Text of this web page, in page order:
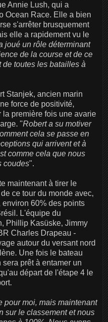
Annie Lush, qui a
Ocean Race. Elle a bien
s'arrêter brusquement
elle a rapidement vu le
joué un rôle déterminant
de la course et de ce
toutes les batailles à
Stanjek, ancien marin
force de positivité,
la première fois une avarie
"Robert a su motiver
cela se passe en
qui arrivent et à
comme cela que nous
coudes".
maintenant à tirer le
ce tour du monde avec,
60% des points
L'équipe du
Phillip Kasüske, Jimmy
Charles Drapeau -
autour du versant nord
Une fois le bateau
prêt à entamer un
départ de l'étape 4 le
pour moi, mais maintenant
sur le classement et nous